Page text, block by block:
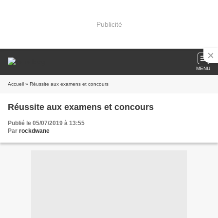
Publicité
MENU
Accueil » Réussite aux examens et concours
Réussite aux examens et concours
Publié le 05/07/2019 à 13:55
Par rockdwane